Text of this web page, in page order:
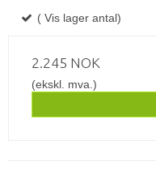
( Vis lager antal)
2.245 NOK
(ekskl. mva.)